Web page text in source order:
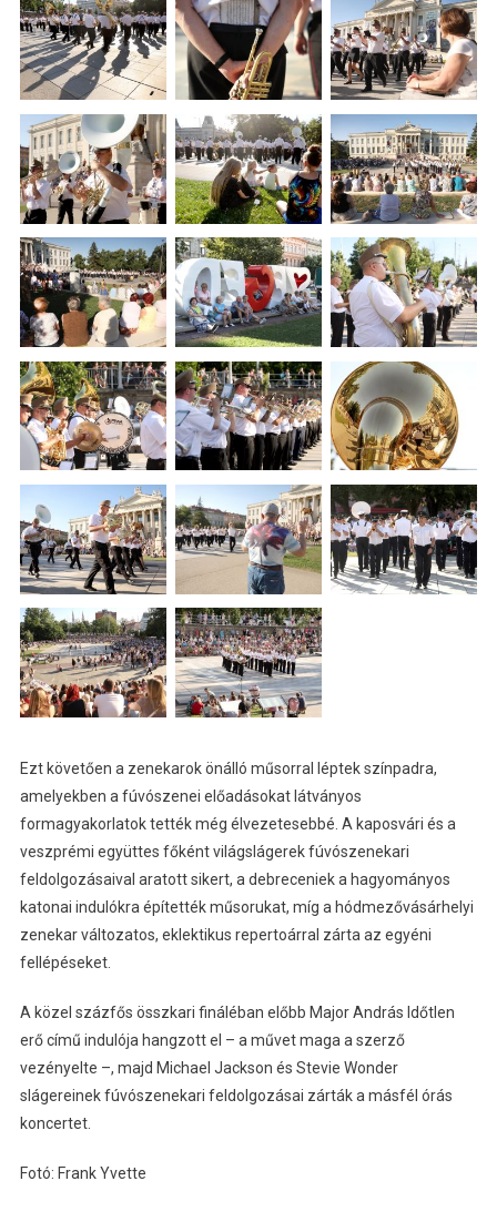
Ezt követően a zenekarok önálló műsorral léptek színpadra,
amelyekben a fúvószenei előadásokat látványos
formagyakorlatok tették még élvezetesebbé. A kaposvári és a
veszprémi együttes főként világslágerek fúvószenekari
feldolgozásaival aratott sikert, a debreceniek a hagyományos
katonai indulókra építették műsorukat, míg a hódmezővásárhelyi
zenekar változatos, eklektikus repertoárral zárta az egyéni
fellépéseket.
A közel százfős összkari fináléban előbb Major András Időtlen
erő című indulója hangzott el – a művet maga a szerző
vezényelte –, majd Michael Jackson és Stevie Wonder
slágereinek fúvószenekari feldolgozásai zárták a másfél órás
koncertet.
Fotó: Frank Yvette